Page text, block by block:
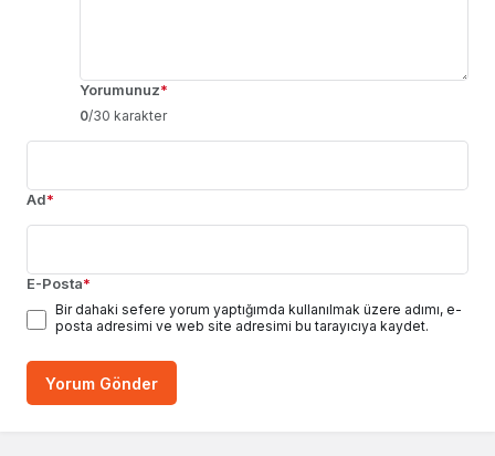
Yorumunuz*
0/30 karakter
Ad*
E-Posta*
Bir dahaki sefere yorum yaptığımda kullanılmak üzere adımı, e-
posta adresimi ve web site adresimi bu tarayıcıya kaydet.
Yorum Gönder